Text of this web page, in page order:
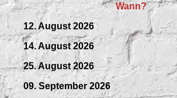
Wann?
12. August 2026
14. August 2026
25. August 2026
09.September 2026